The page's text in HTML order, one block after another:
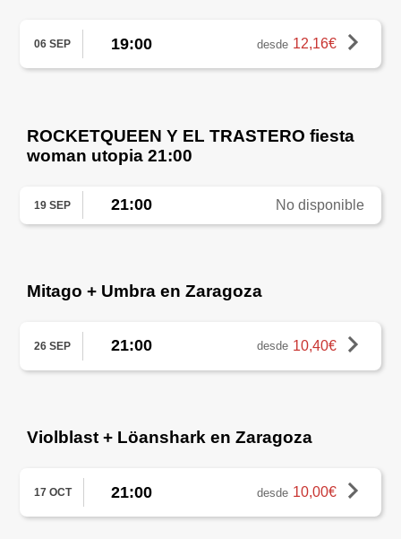
06 SEP 19:00 desde 12,16€
ROCKETQUEEN Y EL TRASTERO fiesta
woman utopia 21:00
19 SEP 21:00 No disponible
Mitago + Umbra en Zaragoza
26 SEP 21:00 desde 10,40€
Violblast + Löanshark en Zaragoza
17 OCT 21:00 desde 10,00€